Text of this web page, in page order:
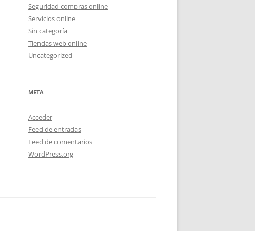
Seguridad compras online
Servicios online
Sin categoría
Tiendas web online
Uncategorized
META
Acceder
Feed de entradas
Feed de comentarios
WordPress.org